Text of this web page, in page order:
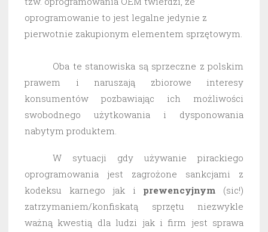
oprogramowanie to jest legalne jedynie z
pierwotnie zakupionym elementem sprzętowym.
Oba te stanowiska są sprzeczne z polskim
prawem i naruszają zbiorowe interesy
konsumentów pozbawiając ich możliwości
swobodnego użytkowania i dysponowania
nabytym produktem.
W sytuacji gdy używanie pirackiego
oprogramowania jest zagrożone sankcjami z
kodeksu karnego jak i prewencyjnym (sic!)
zatrzymaniem/konfiskatą sprzętu niezwykle
ważną kwestią dla ludzi jak i firm jest sprawa